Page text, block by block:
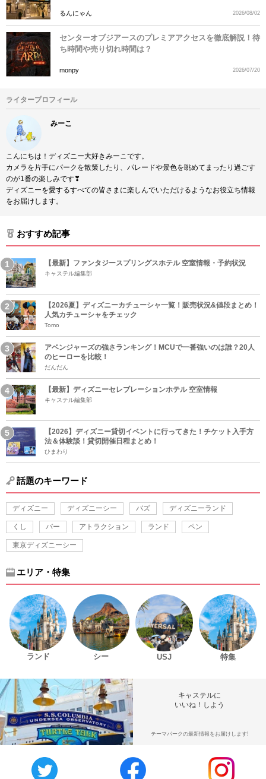
るんにゃん 2026/08/02
センターオブジアースのプレミアアクセスを徹底解説！待
ち時間や売り切れ時間は？
monpy 2026/07/20
ライタープロフィール
みーこ
こんにちは！ディズニー大好きみーこです。
カメラを片手にパークを散策したり、パレードや景色を眺めてまったり過ごす
のが1番の楽しみです❣
ディズニーを愛するすべての皆さまに楽しんでいただけるようなお役立ち情報
をお届けします。
おすすめ記事
【最新】ファンタジースプリングスホテル 空室情報・予約状況
キャステル編集部
【2026夏】ディズニーカチューシャ一覧！販売状況&値段まとめ！
人気カチューシャをチェック
Tomo
アベンジャーズの強さランキング！MCUで一番強いのは誰？20人
のヒーローを比較！
だんだん
【最新】ディズニーセレブレーションホテル 空室情報
キャステル編集部
【2026】ディズニー貸切イベントに行ってきた！チケット入手方
法＆体験談！貸切開催日程まとめ！
ひまわり
話題のキーワード
ディズニー ディズニーシー バズ ディズニーランド
くし バー アトラクション ランド ペン
東京ディズニーシー
エリア・特集
ランド シー USJ 特集
キャステルに
いいね！しよう
テーマパークの最新情報をお届けします!